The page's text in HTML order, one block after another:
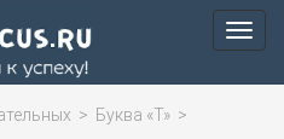
Меню
> Буква «Т» >